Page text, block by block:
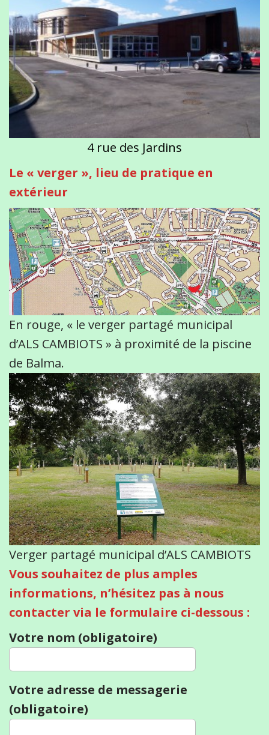
4 rue des Jardins
Le « verger », lieu de pratique en
extérieur
En rouge, « le verger partagé municipal
d’ALS CAMBIOTS » à proximité de la piscine
de Balma.
Verger partagé municipal d’ALS CAMBIOTS
Vous souhaitez de plus amples
informations, n’hésitez pas à nous
contacter via le formulaire ci-dessous :
Votre nom (obligatoire)
Votre adresse de messagerie
(obligatoire)